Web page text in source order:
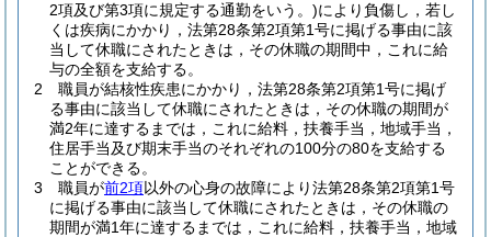
2項及び第3項に規定する通勤をいう。)により負傷し，若し
くは疾病にかかり，法第28条第2項第1号に掲げる事由に該
当して休職にされたときは，その休職の期間中，これに給
与の全額を支給する。
2
職員が結核性疾患にかかり，法第28条第2項第1号に掲げ
る事由に該当して休職にされたときは，その休職の期間が
満2年に達するまでは，これに給料，扶養手当，地域手当，
住居手当及び期末手当のそれぞれの100分の80を支給する
ことができる。
3
職員が前2項以外の心身の故障により法第28条第2項第1号
に掲げる事由に該当して休職にされたときは，その休職の
期間が満1年に達するまでは，これに給料，扶養手当，地域